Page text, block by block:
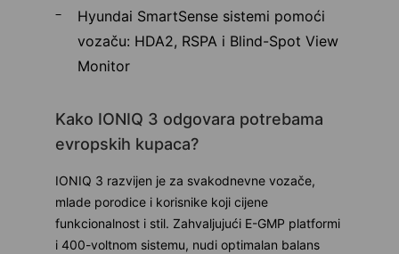
Hyundai SmartSense sistemi pomoći
vozaču: HDA2, RSPA i Blind-Spot View
Monitor
Kako IONIQ 3 odgovara potrebama
evropskih kupaca?
IONIQ 3 razvijen je za svakodnevne vozače,
mlade porodice i korisnike koji cijene
funkcionalnost i stil. Zahvaljujući E-GMP platformi
i 400-voltnom sistemu, nudi optimalan balans